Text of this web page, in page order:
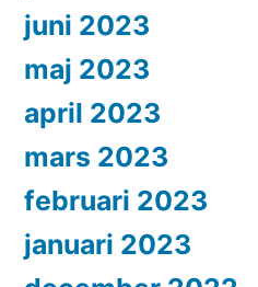
juni 2023
maj 2023
april 2023
mars 2023
februari 2023
januari 2023